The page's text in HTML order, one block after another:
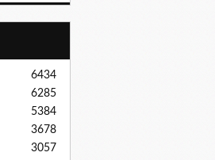
6434
6285
5384
3678
3057